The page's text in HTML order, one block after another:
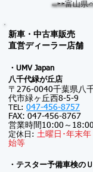
⇦⇦富山県
新車・中古車販売
​直営ディーラー店舗
・UMV Japan
八千代緑が丘店
〒276-0040千葉県八
代市緑ヶ丘西8-5-9
TEL: 047-456-8757
FAX: 047-456-8767
営業時間10:00～18:00
定休日: 土曜日･年末年
始等
・テスター予備車検のＵ